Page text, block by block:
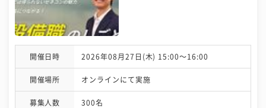
開催日時 2026年08月27日(木) 15:00〜16:00
開催場所 オンラインにて実施
募集人数 300名